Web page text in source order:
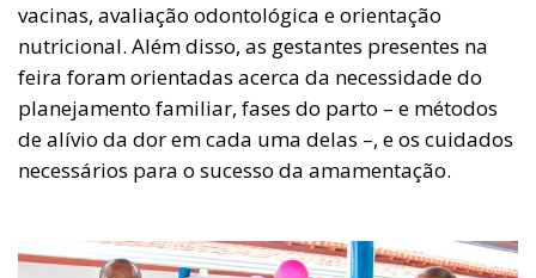
vacinas, avaliação odontológica e orientação
nutricional. Além disso, as gestantes presentes na
feira foram orientadas acerca da necessidade do
planejamento familiar, fases do parto – e métodos
de alívio da dor em cada uma delas –, e os cuidados
necessários para o sucesso da amamentação.